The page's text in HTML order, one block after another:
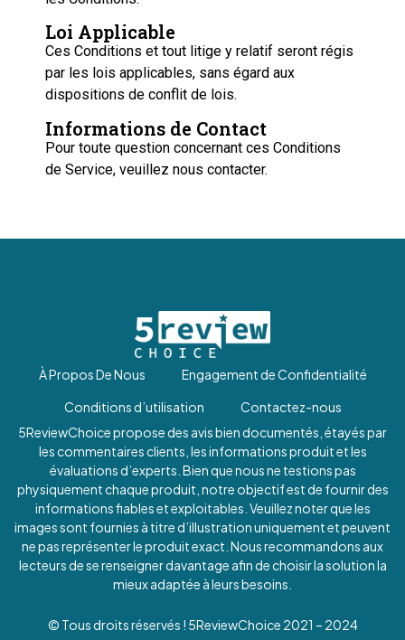
Loi Applicable
Ces Conditions et tout litige y relatif seront régis
par les lois applicables, sans égard aux
dispositions de conflit de lois.
Informations de Contact
Pour toute question concernant ces Conditions
de Service, veuillez nous contacter.
À Propos De Nous
Engagement de Confidentialité
Conditions d’utilisation
Contactez-nous
5ReviewChoice propose des avis bien documentés, étayés par
les commentaires clients, les informations produit et les
évaluations d’experts. Bien que nous ne testions pas
physiquement chaque produit, notre objectif est de fournir des
informations fiables et exploitables. Veuillez noter que les
images sont fournies à titre d’illustration uniquement et peuvent
ne pas représenter le produit exact. Nous recommandons aux
lecteurs de se renseigner davantage afin de choisir la solution la
mieux adaptée à leurs besoins.
© Tous droits réservés ! 5ReviewChoice 2021 – 2024